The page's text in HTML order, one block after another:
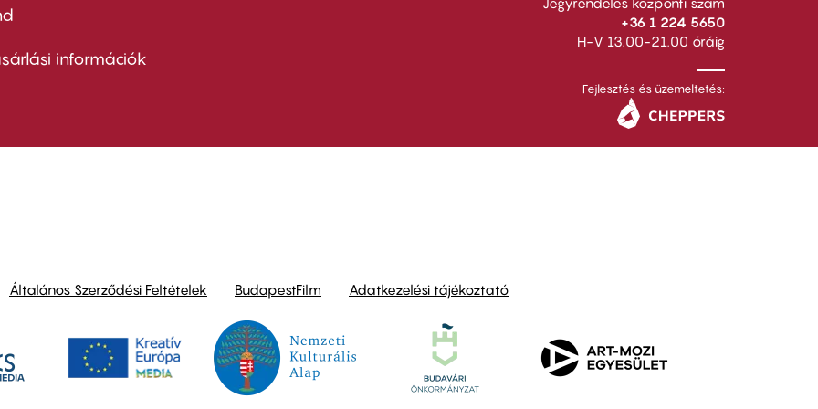
információk
+36 1 224 5650
H-V 13.00-21.00 óráig
Fejlesztés és üzemeltetés:
Általános Szerződési Feltételek BudapestFilm Adatkezelési tájékoztató